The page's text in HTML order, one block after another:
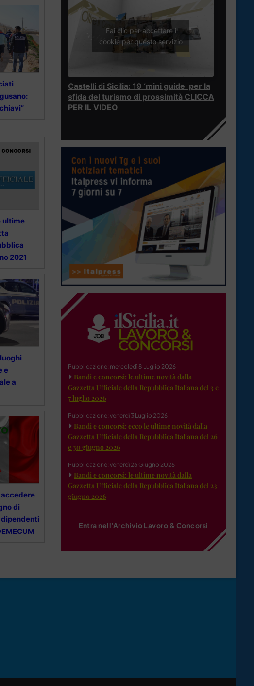
ultime
2021
e
a
accedere
di
Fai clic per accettare i
cookie per questo servizio
Castelli di Sicilia: 19 ‘mini guide’ per la
sfida del turismo di prossimità CLICCA
PER IL VIDEO
Pubblicazione: mercoledì 8 Luglio 2026
Bandi e concorsi: le ultime novità dalla
Gazzetta Ufficiale della Repubblica Italiana del 3 e
7 luglio 2026
Pubblicazione: venerdì 3 Luglio 2026
Bandi e concorsi: ecco le ultime novità dalla
Gazzetta Ufficiale della Repubblica Italiana del 26
e 30 giugno 2026
Pubblicazione: venerdì 26 Giugno 2026
Bandi e concorsi: le ultime novità dalla
Gazzetta Ufficiale della Repubblica Italiana del 23
giugno 2026
Entra nell'Archivio Lavoro & Concorsi